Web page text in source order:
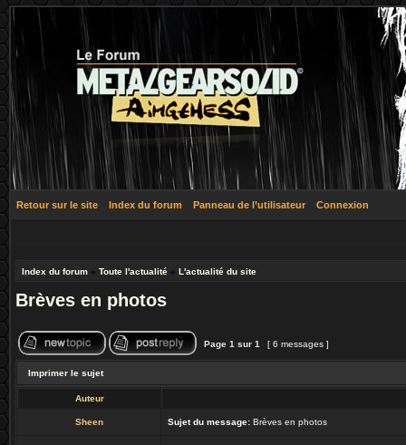
Retour sur le site Index du forum Panneau de l’utilisateur Connexion
Index du forum » Toute l'actualité » L'actualité du site
Brèves en photos
Page 1 sur 1 [ 6 messages ]
Imprimer le sujet
Auteur
Sheen Sujet du message: Brèves en photos